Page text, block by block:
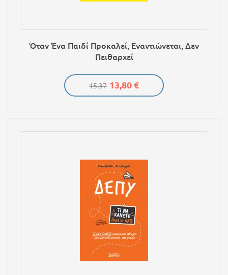
Όταν Ένα Παιδί Προκαλεί, Εναντιώνεται, Δεν
Πειθαρχεί
15.37 13,80 €